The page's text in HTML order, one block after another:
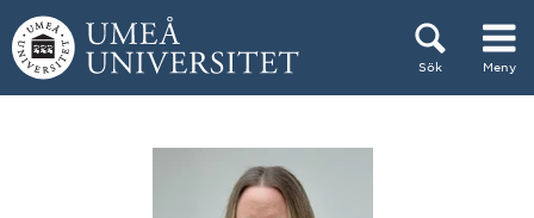
Hoppa direkt till innehållet
Sök Meny